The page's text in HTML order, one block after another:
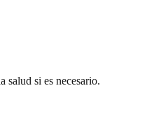
salud si es necesario.